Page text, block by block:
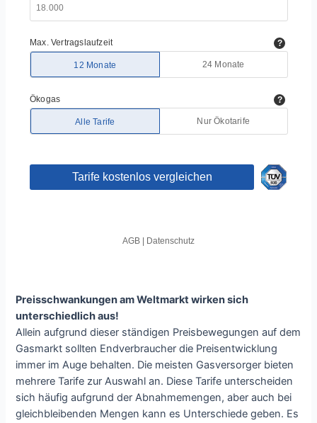
Preisschwankungen am Weltmarkt wirken sich
unterschiedlich aus!
Allein aufgrund dieser ständigen Preisbewegungen auf dem
Gasmarkt sollten Endverbraucher die Preisentwicklung
immer im Auge behalten. Die meisten Gasversorger bieten
mehrere Tarife zur Auswahl an. Diese Tarife unterscheiden
sich häufig aufgrund der Abnahmemengen, aber auch bei
gleichbleibenden Mengen kann es Unterschiede geben. Es